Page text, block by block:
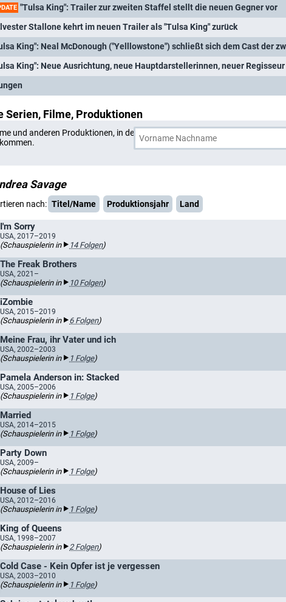
"Tulsa King": Trailer zur zweiten Staffel stellt die neuen Gegner vor
Stallone kehrt im neuen Trailer als "Tulsa King" zurück
King": Neue Ausrichtung, neue Hauptdarstellerinnen, neuer Regisseur
Serien, Filme, Produktionen
und anderen Produktionen, in denen Andrea Savage
Savage
nach: Titel/Name Produktionsjahr Land
I'm Sorry
USA, 2017–2019
(Schauspielerin in 14 Folgen)
The Freak Brothers
USA, 2021–
(Schauspielerin in 10 Folgen)
iZombie
USA, 2015–2019
(Schauspielerin in 6 Folgen)
Meine Frau, ihr Vater und ich
USA, 2002–2003
(Schauspielerin in 1 Folge)
Pamela Anderson in: Stacked
USA, 2005–2006
(Schauspielerin in 1 Folge)
Married
USA, 2014–2015
(Schauspielerin in 1 Folge)
Party Down
USA, 2009–
(Schauspielerin in 1 Folge)
House of Lies
USA, 2012–2016
(Schauspielerin in 1 Folge)
King of Queens
USA, 1998–2007
(Schauspielerin in 2 Folgen)
Cold Case - Kein Opfer ist je vergessen
USA, 2003–2010
(Schauspielerin in 1 Folge)